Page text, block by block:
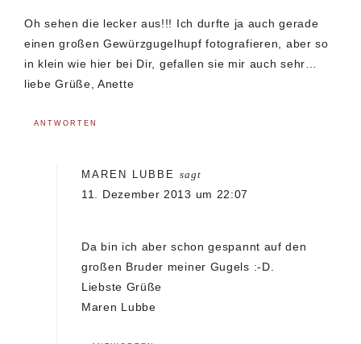
Oh sehen die lecker aus!!! Ich durfte ja auch gerade
einen großen Gewürzgugelhupf fotografieren, aber so
in klein wie hier bei Dir, gefallen sie mir auch sehr…
liebe Grüße, Anette
ANTWORTEN
MAREN LUBBE sagt
11. Dezember 2013 um 22:07
Da bin ich aber schon gespannt auf den
großen Bruder meiner Gugels :-D.
Liebste Grüße
Maren Lubbe